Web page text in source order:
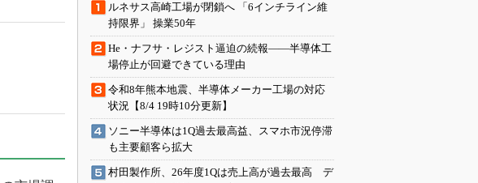
ルネサス高崎工場が閉鎖へ 「6インチライン維
持限界」 操業50年
He・ナフサ・レジスト逼迫の続報――半導体工
場停止が回避できている理由
令和8年熊本地震、半導体メーカー工場の対応
状況【8/4 19時10分更新】
ソニー半導体は1Q過去最高益、スマホ市況停滞
も主要顧客ら拡大
村田製作所、26年度1Qは売上高が過去最高 デ